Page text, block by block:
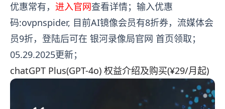
优惠常有， 进入官网查看详情；输入优惠
码:ovpnspider, 目前AI镜像会员有8折券，流媒体会
员9折，登陆后可在 银河录像局官网 首页领取；
05.29.2025更新；
chatGPT Plus(GPT-4o) 权益介绍及购买(¥29/月起)